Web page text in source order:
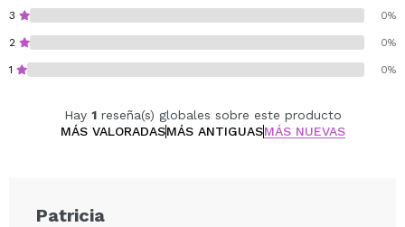
3 0%
2 0%
1 0%
Hay 1reseña(s) globales sobre este producto
MÁS VALORADASMÁS ANTIGUASMÁS NUEVAS
Patricia